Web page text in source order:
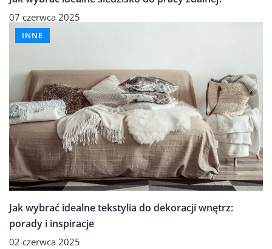
07 czerwca 2025
INNE
Jak wybrać idealne tekstylia do dekoracji wnętrz:
porady i inspiracje
02 czerwca 2025